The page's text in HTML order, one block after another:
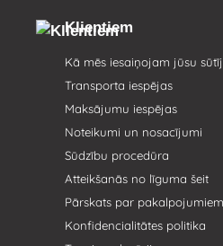
Klientiem
Kā mēs iesaiņojam jūsu
Transporta iespējas
Maksājumu iespējas
Noteikumi un nosacījumi
Sūdzību procedūra
Atteikšanās no līguma šeit
Pārskats par pakalpojumiem
Konfidencialitātes politika